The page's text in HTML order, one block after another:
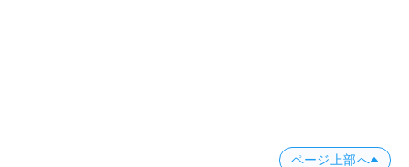
ページ上部へ